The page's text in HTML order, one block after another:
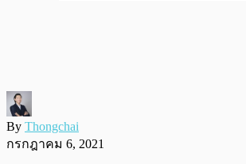
By Thongchai
กรกฎาคม 6, 2021